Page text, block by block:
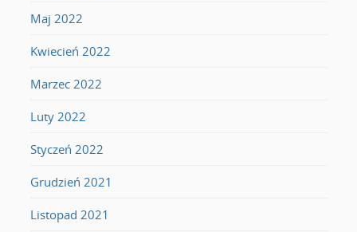
Maj 2022
Kwiecień 2022
Marzec 2022
Luty 2022
Styczeń 2022
Grudzień 2021
Listopad 2021